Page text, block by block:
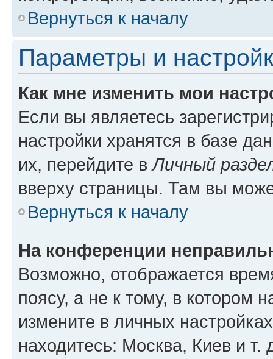
Вернуться к началу
Параметры и
Как мне изменить мои
Если вы являетесь
настройки хранятся в базе
их, перейдите вЛичный
вверху страницы. Там вы
Вернуться к началу
На конференции
Возможно, отображается
поясу, а не к тому, в котором
измените в личных
находитесь: Москва, Киев и т.